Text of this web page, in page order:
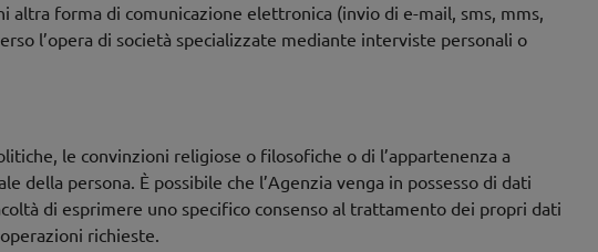
forma di comunicazione elettronica (invio di e-mail, sms, mms,
l’opera di società specializzate mediante interviste personali o
le convinzioni religiose o filosofiche o di l’appartenenza a
della persona. È possibile che l’Agenzia venga in possesso di dati
di esprimere uno specifico consenso al trattamento dei propri dati
richieste.